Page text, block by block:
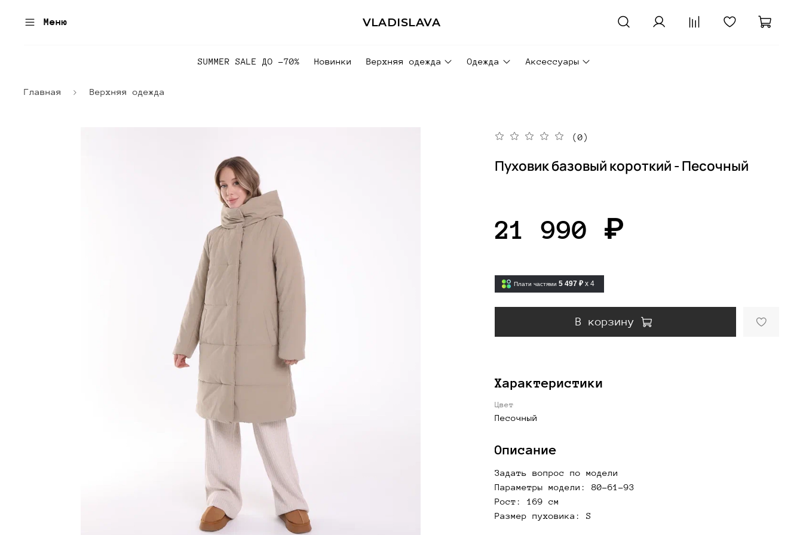
Меню VLADISLAVA
SUMMER SALE ДО -70% Новинки Верхняя одежда Одежда Аксессуары
Главная Верхняя одежда
(0)
Пуховик базовый короткий - Песочный
21 990 ₽
Плати частями 5 497 ₽ x 4
В корзину
Характеристики
Цвет
Песочный
Описание
Задать вопрос по модели
Параметры модели: 80-61-93
Рост: 169 см
Размер пуховика: S